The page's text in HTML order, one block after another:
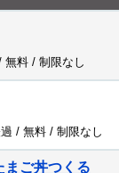
無料 / 制限なし
/ 無料 / 制限なし
まご丼つくる